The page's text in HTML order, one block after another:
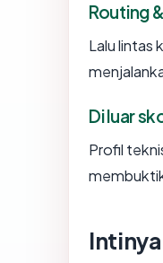
Routing
Lalu lintas
Di luar
Profil
Intinya